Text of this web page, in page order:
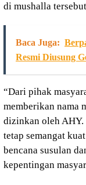
di mushalla
Baca Juga:
Resmi Diusung
“Dari pihak
memberikan nama
dizinkan oleh AHY.
tetap semangat
bencana susulan
kepentingan